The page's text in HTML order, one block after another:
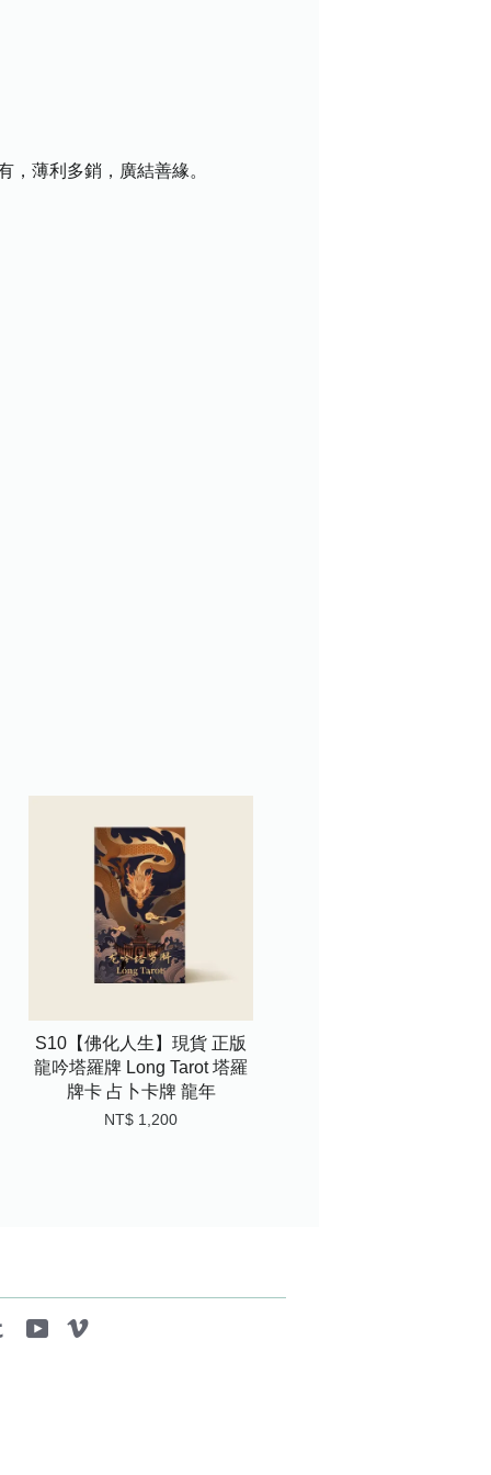
，薄利多銷，廣結善緣。
S10【佛化人生】現貨 正版
龍吟塔羅牌 Long Tarot 塔羅
牌卡 占卜卡牌 龍年
NT$ 1,200
Tumblr YouTube